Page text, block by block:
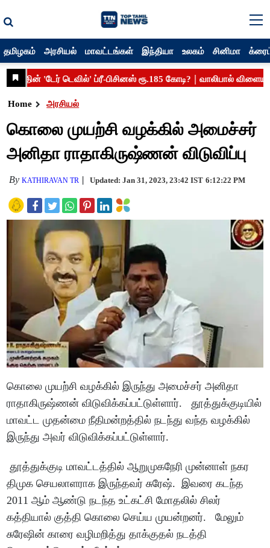
தமிழகம் அரசியல் மாவட்டங்கள் இந்தியா உலகம் சினிமா
Home அரசியல்
கொலை முயற்சி வழக்கில் அமைச்சர்
அனிதா ராதாகிருஷ்ணன் விடுவிப்பு
ByKATHIRAVAN TR Updated: Jan 31, 2023, 23:42 IST 6:12:22 PM
கொலை முயற்சி வழக்கில் இருந்து அமைச்சர் அனிதா
ராதாகிருஷ்ணன் விடுவிக்கப்பட்டுள்ளார். தூத்துக்குடியில்
மாவட்ட முதன்மை நீதிமன்றத்தில் நடந்து வந்த வழக்கில்
இருந்து அவர் விடுவிக்கப்பட்டுள்ளார்.
தூத்துக்குடி மாவட்டத்தில் ஆறுமுகநேரி முன்னாள் நகர
திமுக செயலாளராக இருந்தவர் சுரேஷ். இவரை கடந்த
2011 ஆம் ஆண்டு நடந்த உட்கட்சி மோதலில் சிலர்
கத்தியால் குத்தி கொலை செய்ய முயன்றனர். மேலும்
சுரேஷின் காரை வழிமறித்து தாக்குதல் நடத்தி